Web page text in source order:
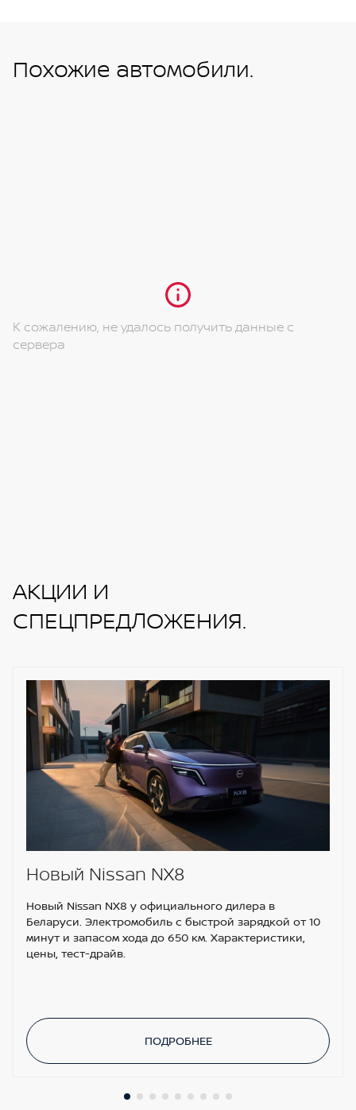
Похожие автомобили.
К сожалению, не удалось получить данные с
сервера
АКЦИИ И
СПЕЦПРЕДЛОЖЕНИЯ.
Новый Nissan NX8
Новый Nissan NX8 у официального дилера в
Беларуси. Электромобиль с быстрой зарядкой от 10
минут и запасом хода до 650 км. Характеристики,
цены, тест-драйв.
ПОДРОБНЕЕ